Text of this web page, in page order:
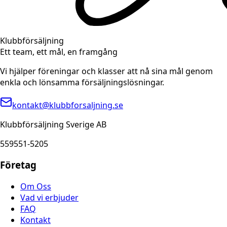
Klubbförsäljning
Ett team, ett mål, en framgång
Vi hjälper föreningar och klasser att nå sina mål genom
enkla och lönsamma försäljningslösningar.
kontakt@klubbforsaljning.se
Klubbförsäljning Sverige AB
559551-5205
Företag
Om Oss
Vad vi erbjuder
FAQ
Kontakt